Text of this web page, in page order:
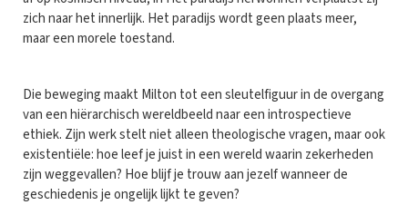
zich naar het innerlijk. Het paradijs wordt geen plaats meer,
maar een morele toestand.
Die beweging maakt Milton tot een sleutelfiguur in de overgang
van een hiërarchisch wereldbeeld naar een introspectieve
ethiek. Zijn werk stelt niet alleen theologische vragen, maar ook
existentiële: hoe leef je juist in een wereld waarin zekerheden
zijn weggevallen? Hoe blijf je trouw aan jezelf wanneer de
geschiedenis je ongelijk lijkt te geven?